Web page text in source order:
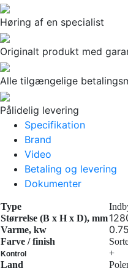
Høring af en specialist
Originalt produkt med
Alle tilgængelige
Pålidelig levering
Specifikation
Brand
Video
Betaling og levering
Dokumenter
Type
Størrelse (B x H x D), mm
Varme, kw
Farve / finish
Kontrol
+
Land